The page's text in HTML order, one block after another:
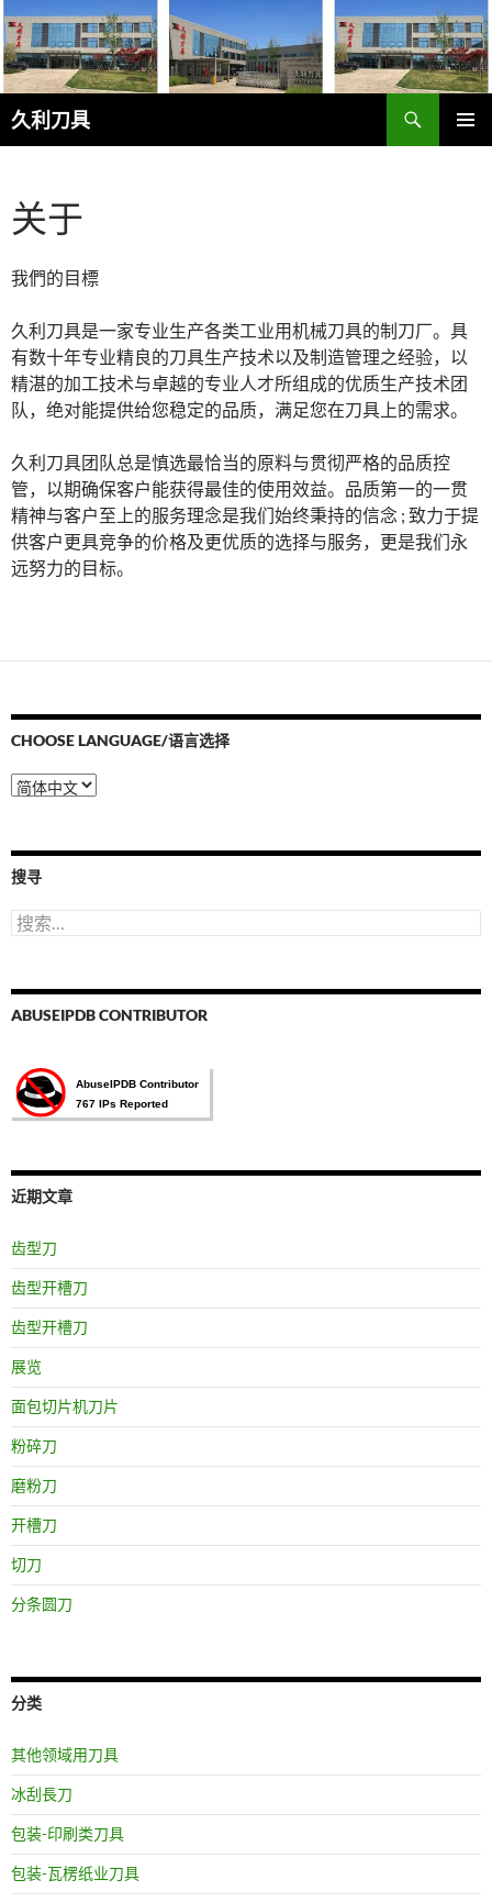
跳
至
正
文
久利刀具
搜
索
关于
我們的目標
久利刀具是一家专业生产各类工业用机械刀具的制刀厂。具
有数十年专业精良的刀具生产技术以及制造管理之经验，以
精湛的加工技术与卓越的专业人才所组成的优质生产技术团
队，绝对能提供给您稳定的品质，满足您在刀具上的需求。
久利刀具团队总是慎选最恰当的原料与贯彻严格的品质控
管，以期确保客户能获得最佳的使用效益。品质第一的一贯
精神与客户至上的服务理念是我们始终秉持的信念 ; 致力于提
供客户更具竞争的价格及更优质的选择与服务，更是我们永
远努力的目标。
CHOOSE LANGUAGE/语言选择
Choose
Language/
选
择
搜寻
搜
索：
ABUSEIPDB CONTRIBUTOR
近期文章
齿型刀
齿型开槽刀
齿型开槽刀
展览
面包切片机刀片
粉碎刀
磨粉刀
开槽刀
切刀
分条圆刀
分类
其他领域用刀具
冰刮長刀
包装-印刷类刀具
包装-瓦楞纸业刀具